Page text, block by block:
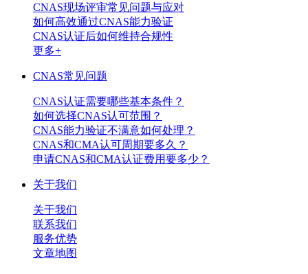
CNAS现场评审常见问题与应对
如何高效通过CNAS能力验证
CNAS认证后如何维持合规性
更多+
CNAS常见问题
CNAS认证需要哪些基本条件？
如何选择CNAS认可范围？
CNAS能力验证不满意如何处理？
CNAS和CMA认可周期要多久？
申请CNAS和CMA认证费用要多少？
关于我们
关于我们
联系我们
服务优势
文章地图